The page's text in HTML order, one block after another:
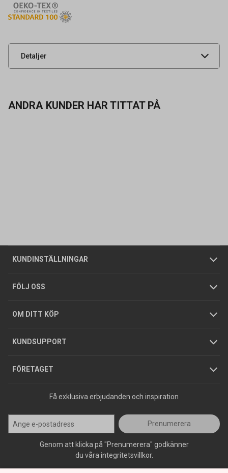
Detaljer
Artikelnummer
Leverantörens
UNSPSC 42132200
ANDRA KUNDER HAR TITTAT PÅ
KUNDINSTÄLLNINGAR
Företagskund / Privatkund
FÖLJ OSS
OM DITT KÖP
Allmänna försäljningsvillkor
Integritetspolicy
GDPR
KUNDSUPPORT
Butiker
Foldrar och kataloger
Köpguider
Varumärken
FÖRETAGET
Om oss
Tjänster
Hållbarhet
Jobba hos oss
Press
Få exklusiva erbjudanden och inspiration
Prenumerera
Genom att klicka på "Prenumerera" godkänner
du våra integritetsvillkor.